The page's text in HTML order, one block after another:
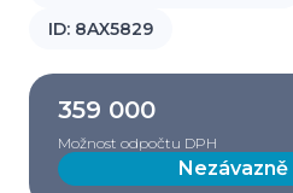
ID: 8AX5829
359 000
Možnost odpočtu DPH